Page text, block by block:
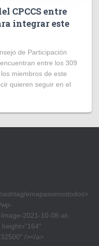
CPCCS entre
integrar este
de Participación
entre los 309
miembros de este
quieren seguir en el
emapasomostodos>
2021-10-08-at-
/></a>